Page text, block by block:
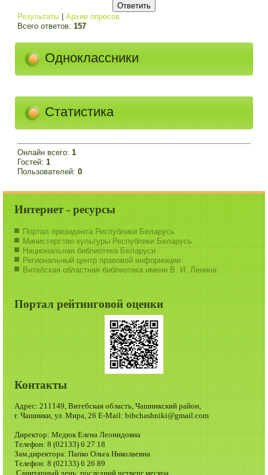
Результаты |Архив опросов
Всего ответов:157
Одноклассники
Статистика
Онлайн всего:1
Гостей:1
Пользователей:0
Интернет - ресурсы
Портал президента Республики Беларусь
Министерство культуры Республики Беларусь
Национальная библиотека Беларуси
Региональный центр правовой информации
Витебская областная библиотека имени В. И. Ленина
Портал рейтинговой оценки
Контакты
Адрес: 211149, Витебская область, Чашникский район,
г. Чашники, ул. Мира, 26 E-Mail: bibchashniki@gmail.com
Директор: Медюк Елена Леонидовна
Телефон: 8 (02133) 6 27 18
Зам.директора: Папко Ольга Николаевна
Телефон: 8 (02133) 6 26 89
Санитарный день: последний четверг месяца